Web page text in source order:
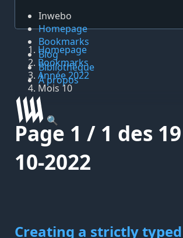
Inwebo
Homepage
Bookmarks
Blog
Bibliothèque
À propos
🔍
Homepage
Bookmarks
Année 2022
Mois 10
Page 1 / 1 des
10-2022
Creating a strictly